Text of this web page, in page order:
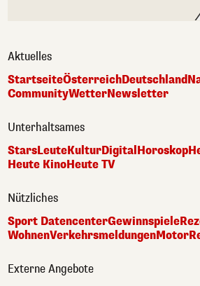
Aktuelles
StartseiteÖsterreichDeutschland
CommunityWetterNewsletter
Unterhaltsames
StarsLeuteKulturDigital Horoskop
Heute KinoHeute TV
Nützliches
Sport DatencenterGewinnspiele
WohnenVerkehrsmeldungenMotor
Externe Angebote